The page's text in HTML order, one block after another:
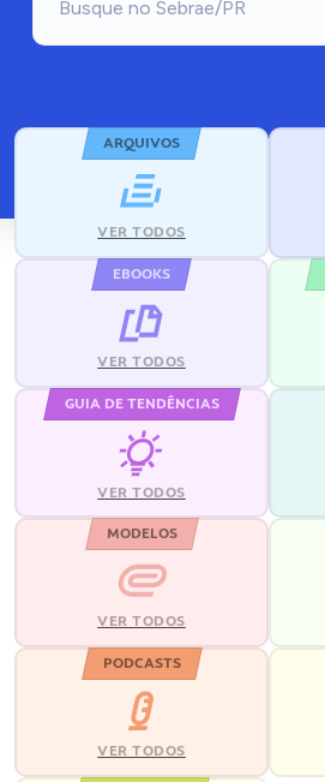
ARQUIVOS
VER TODOS
EBOOKS
VER TODOS
GUIA DE TENDÊNCIAS
VER TODOS
MODELOS
VER TODOS
PODCASTS
VER TODOS